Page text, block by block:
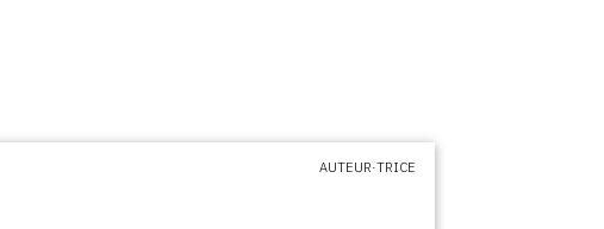
AUTEUR·TRICE